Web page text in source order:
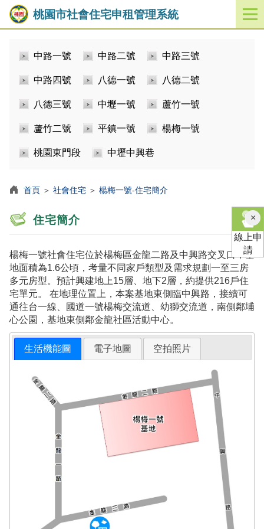
桃園市社會住宅申租管理系統
開
啟
中路一號 中路二號 中路三號
中路四號 八德一號 八德二號
八德三號 中壢一號 蘆竹一號
蘆竹二號 平鎮一號 楊梅一號
桃園東門段 中壢中興巷
首頁 ＞ 社會住宅 ＞ 楊梅一號-住宅簡介
住宅簡介
楊梅一號社會住宅位於楊梅區金龍二路及中興路交叉口，基
地面積為1.6公頃，考量不同家戶類型及需求規劃一至三房
多元房型。預計興建地上15層、地下2層，約提供216戶住
宅單元。 在地理位置上，本案基地東側臨中興路，接續可
通往台一線、國道一號楊梅交流道、幼獅交流道，南側鄰埔
心公園，基地東側鄰金龍社區活動中心。
生活機能圖 電子地圖 空拍照片
×關
閉
線上申
請